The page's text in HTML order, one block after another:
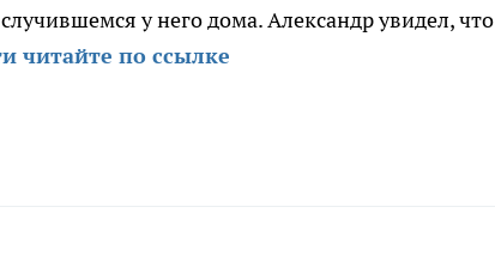
у него дома. Александр увидел, что
читайте по ссылке